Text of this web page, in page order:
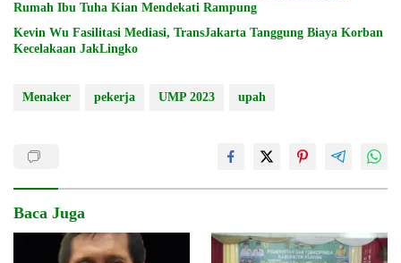
Rumah Ibu Tuha Kian Mendekati Rampung
Kevin Wu Fasilitasi Mediasi, TransJakarta Tanggung Biaya Korban
Kecelakaan JakLingko
Menaker pekerja UMP 2023 upah
Baca Juga